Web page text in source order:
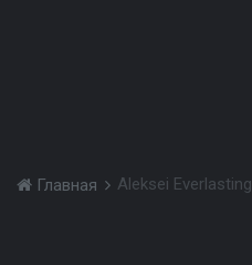
Главная Aleksei Everlasting